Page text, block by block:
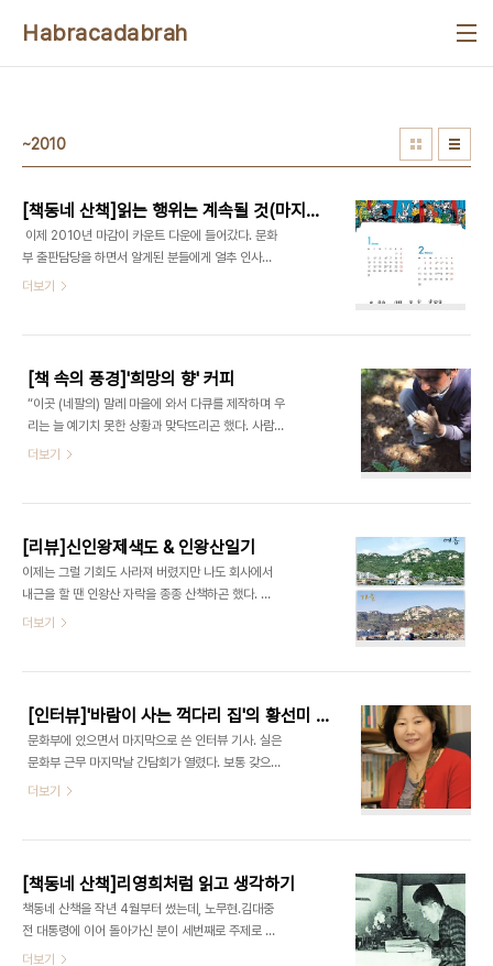
Habracadabrah
~2010
[책동네 산책]읽는 행위는 계속될 것(마지막 연재)
이제 2010년 마감이 카운트 다운에 들어갔다. 문화
부 출판담당을 하면서 알게된 분들에게 얼추 인사를
드렸는데 빠뜨린 분들께 이메일이나 전화로 작별인
하게 될지는 모를 일이라는 것을 알아버린 나이가 되
었다. 그간 여러 차례 부서이동을 했지만 이번처럼 여
운과 아쉬움이 많이 남는 경우는 별로 없었던 것 같
다. 한번 인사가 나면 뒤도 안돌아보고 떠나와야 하는
데 꼬리가 길어선지 자잘자잘하게 계속 출판면에 흔
재가 끝나게 되는 ‘책동네 산책’ 마지막회를 썼다. 이
더보기
[책 속의 풍경]'희망의 향' 커피
“이곳 (네팔의) 말레 마을에 와서 다큐를 제작하며 우
리는 늘 예기치 못한 상황과 맞닥뜨리곤 했다. 사람
사는 세상에 다 이야기가 있게 마련이지만 말레 마을
린 커피나무를 쓰다듬으며 조용히 두 손 모아 기도하
는 모습을 카메라 뷰파인더로 바라보면서, 세상에서
가장 아름다운 커피 농부를 본 듯했다. … 새로운 묘
목, 새로운 희망이 가져온 변화. 커피는 이렇게 희망
의 향기를 말레 마을에 퍼트리고 있었다.” -이주 노
피’를 다룬 다큐멘터리를 책으로 엮은 (히말라야 커
더보기
[리뷰]신인왕제색도 & 인왕산일기
이제는 그럴 기회도 사라져 버렸지만 나도 회사에서
내근을 할 땐 인왕산 자락을 종종 산책하곤 했다. 자
주 갈 때는 일주일에 두세번씩 가기도 했다. 직장 근
네 보인다. 참 좋은 산이다. 그런데 누구는 ‘참 좋은
산’이라고 감탄만 하고 지나가는데 누구는 그냥 산책
만 하거나 등산만 하지 않고 열심히 생각을 길어올려
일기를 썼다. 이 책을 쓴 궁리의 이갑수 대표의 내공
에 비하는 나는 한참 아래다. 인왕산 자락 산책의 목
대표적인 예일 것이다. 하기사, 쓴다고 해도 그 양반
더보기
[인터뷰]'바람이 사는 꺽다리 집'의 황선미 작가
문화부에 있으면서 마지막으로 쓴 인터뷰 기사. 실은
문화부 근무 마지막날 간담회가 열렸다. 보통 갖으면
그냥 건너뛰고 싶은 생각이 들었을 것이다. 더구나 그
누구의 작품이거든요”라고 당당하게 말하는 경우가
있다. 당연히 읽고 소개를 해줘야 하는 ‘중요’ 작가라
는 뜻이다. 황씨가 그런 작가중 한명이었다. 그간 황
씨의 동화를 한편 정도 본 것 같다. 몇달 전 리뷰 기사
를 썼던 이다. 은 초등 자학년 동화로서 학교가 주요
더보기
[책동네 산책]리영희처럼 읽고 생각하기
책동네 산책을 작년 4월부터 썼는데, 노무현.김대중
전 대통령에 이어 돌아가신 분이 세번째로 주제로 올
랐다. 다들 책을 무지하게 좋아했던 분들이어서 피해
더보기